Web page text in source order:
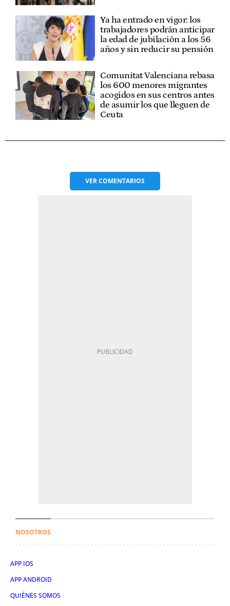
Ya ha entrado en vigor: los
trabajadores podrán anticipar
la edad de jubilación a los 56
años y sin reducir su pensión
Comunitat Valenciana rebasa
los 600 menores migrantes
acogidos en sus centros antes
de asumir los que lleguen de
Ceuta
VERCOMENTARIOS
NOSOTROS
APP IOS
APP ANDROID
QUIÉNES SOMOS